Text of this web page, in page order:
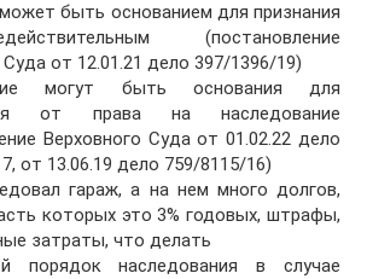
быть основанием для признания
(постановление
Суда от 12.01.21 дело 397/1396/19)
могут быть основания для
от права на наследование
Верховного Суда от 01.02.22 дело
от 13.06.19 дело 759/8115/16)
гараж, а на нем много долгов,
которых это 3% годовых, штрафы,
затраты, что делать
порядок наследования в случае